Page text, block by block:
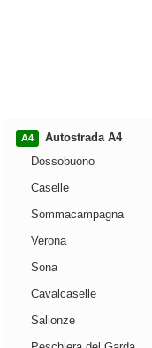
A4
Autostrada A4
Dossobuono
Caselle
Sommacampagna
Verona
Sona
Cavalcaselle
Salionze